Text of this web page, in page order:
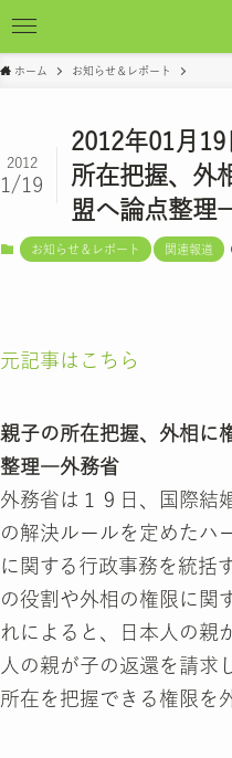
ホーム お知らせ＆レポート
2012年01月
所在把握、外
盟へ論点整理
2012
1/19
お知らせ＆レポート 関連報道
元記事はこちら
親子の所在把握、外相に
整理―外務省
外務省は１９日、国際結
の解決ルールを定めたハ
に関する行政事務を統括
の役割や外相の権限に関
れによると、日本人の親
人の親が子の返還を請求
所在を把握できる権限を